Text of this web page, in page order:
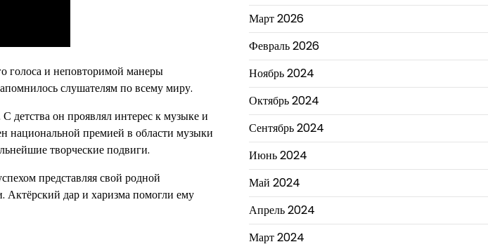
голоса и неповторимой манеры
слушателям по всему миру.
детства он проявлял интерес к музыке и
национальной премией в области музыки
творческие подвиги.
представляя свой родной
Актёрский дар и харизма помогли ему
Март 2026
Февраль 2026
Ноябрь 2024
Октябрь 2024
Сентябрь 2024
Июнь 2024
Май 2024
Апрель 2024
Март 2024